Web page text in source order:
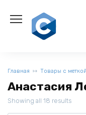
содержанию
Главная Товары с
Анастасия
Showing all 18 results